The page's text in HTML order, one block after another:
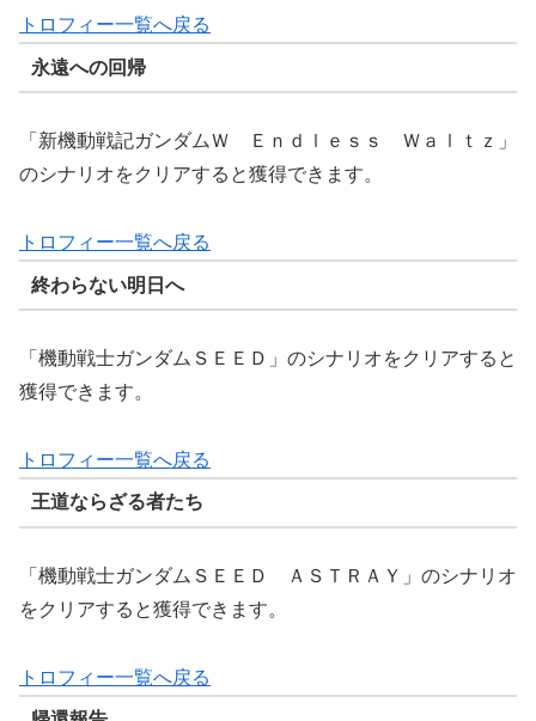
トロフィー一覧へ戻る
永遠への回帰
「新機動戦記ガンダムＷ Ｅｎｄｌｅｓｓ Ｗａｌｔｚ」
のシナリオをクリアすると獲得できます。
トロフィー一覧へ戻る
終わらない明日へ
「機動戦士ガンダムＳＥＥＤ」のシナリオをクリアすると
獲得できます。
トロフィー一覧へ戻る
王道ならざる者たち
「機動戦士ガンダムＳＥＥＤ ＡＳＴＲＡＹ」のシナリオ
をクリアすると獲得できます。
トロフィー一覧へ戻る